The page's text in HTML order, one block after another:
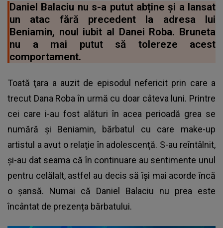
Daniel Balaciu nu s-a putut abține și a lansat
un atac fără precedent la adresa lui
Beniamin, noul iubit al Danei Roba. Bruneta
nu a mai putut să tolereze acest
comportament.
Toată ţara a auzit de episodul nefericit prin care a
trecut Dana Roba în urmă cu doar câteva luni. Printre
cei care i-au fost alături în acea perioadă grea se
numără şi Beniamin, bărbatul cu care make-up
artistul a avut o relaţie în adolescenţă. S-au reîntâlnit,
şi-au dat seama că în continuare au sentimente unul
pentru celălalt, astfel au decis să îşi mai acorde încă
o şansă. Numai că Daniel Balaciu nu prea este
încântat de prezența bărbatului.